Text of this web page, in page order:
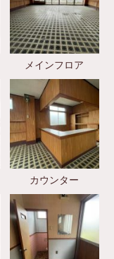
メインフロア
カウンター